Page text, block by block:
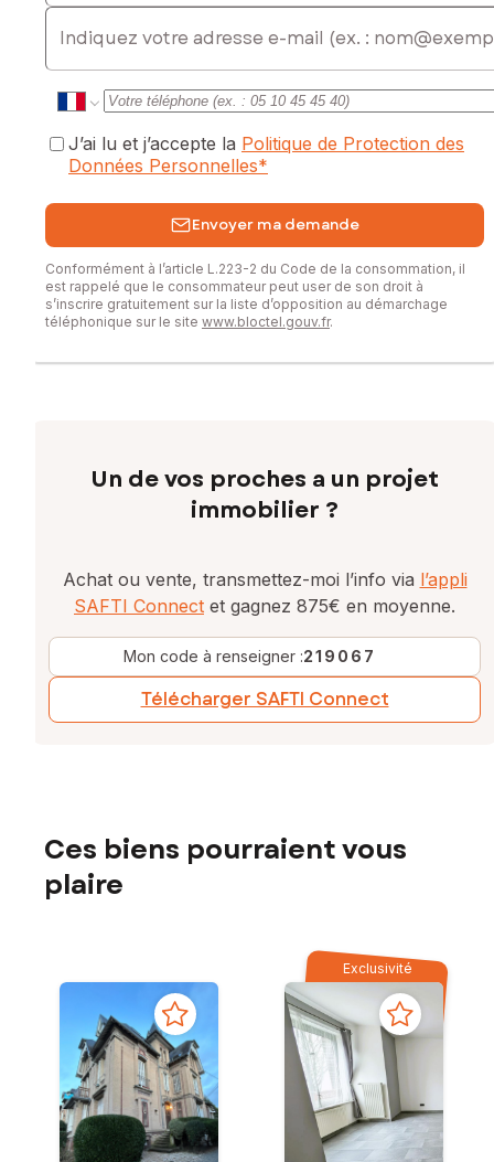
E-mail
J’ai lu et j’accepte la Politique de Protection des
Données Personnelles*
Envoyer ma demande
Conformément à l’article L.223-2 du Code de la consommation, il
est rappelé que le consommateur peut user de son droit à
s’inscrire gratuitement sur la liste d’opposition au démarchage
téléphonique sur le site www.bloctel.gouv.fr.
Un de vos proches a un projet
immobilier ?
Achat ou vente, transmettez-moi l’info via l’appli
SAFTI Connect et gagnez 875€ en moyenne.
Mon code à renseigner :219067
Télécharger SAFTI Connect
Ces biens pourraient vous
plaire
Exclusivité